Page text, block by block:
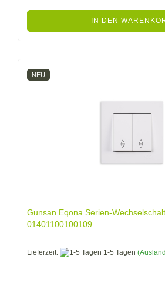
IN DEN
NEU
Gunsan Eqona Serien-
01401100100109
Lieferzeit: 1-5 Tagen